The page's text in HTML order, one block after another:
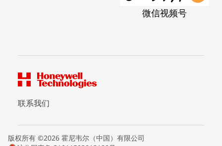
微信视频号
联系我们
版权所有 ©2026 霍尼韦尔（中国）有限公司